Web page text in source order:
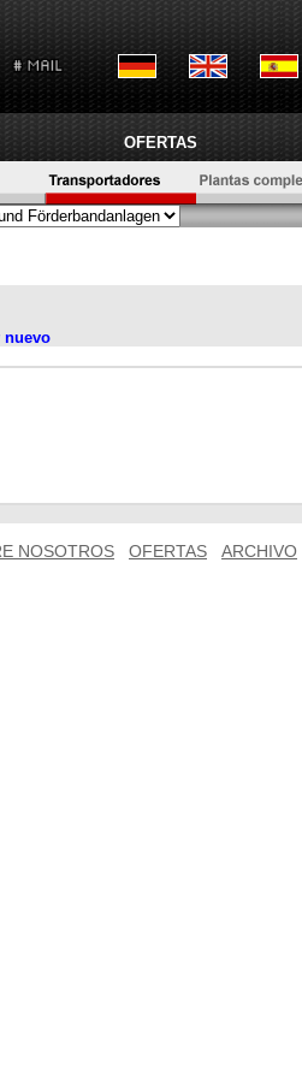
OFERTAS
nuevo
NOSOTROS OFERTAS ARCHIVO